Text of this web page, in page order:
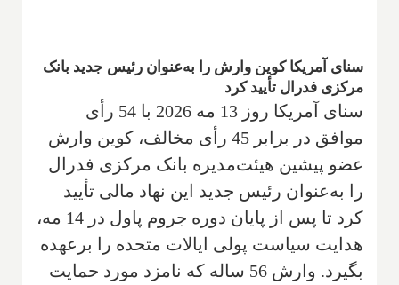
سنای آمریکا کوین وارش را به‌عنوان رئیس جدید بانک
مرکزی فدرال تأیید کرد
سنای آمریکا روز 13 مه 2026 با 54 رأی
موافق در برابر 45 رأی مخالف، کوین وارش
عضو پیشین هیئت‌مدیره بانک مرکزی فدرال
را به‌عنوان رئیس جدید این نهاد مالی تأیید
کرد تا پس از پایان دوره جروم پاول در 14 مه،
هدایت سیاست پولی ایالات متحده را برعهده
بگیرد. وارش 56 ساله که نامزد مورد حمایت